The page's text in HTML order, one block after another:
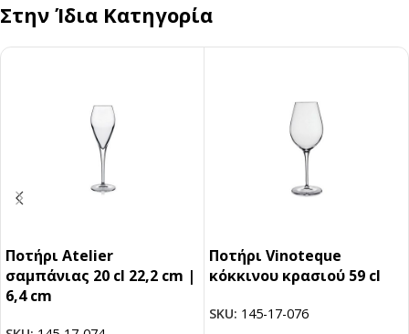
Στην Ίδια Κατηγορία
Ποτήρι Atelier
σαμπάνιας 20 cl 22,2 cm |
6,4 cm
Ποτήρι Vinoteque
κόκκινου κρασιού 59 cl
SKU: 145-17-076